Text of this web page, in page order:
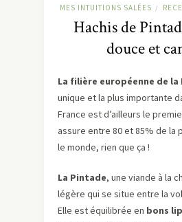
MES INTUITIONS SALÉES /
Hachis de
douce et
La filière européenne de la
unique et la plus importante
France est d’ailleurs le
assure entre 80 et 85% de la
le monde, rien que ça !
La Pintade, une viande à la
légère qui se situe entre la
Elle est équilibrée en bons